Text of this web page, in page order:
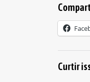
Curtir